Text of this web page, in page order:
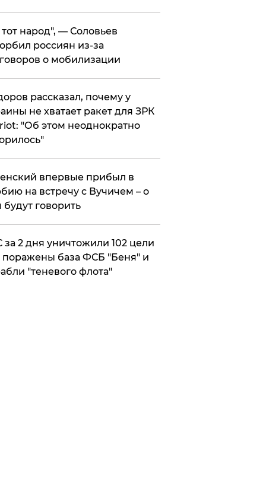
народ", — Соловьев
россиян из-за
о мобилизации
рассказал, почему у
не хватает ракет для ЗРК
"Об этом неоднократно
впервые прибыл в
на встречу с Вучичем – о
будут говорить
за 2 дня уничтожили 102 цели
база ФСБ "Беня" и
"теневого флота"